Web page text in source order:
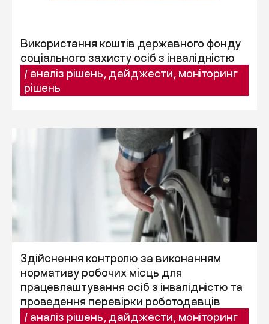
Використання коштів державного фонду
соціального захисту осіб з інвалідністю
/ аналіз рішень, дайджести, моніторинг
рішень
Здійснення контролю за виконанням
нормативу робочих місць для
працевлаштування осіб з інвалідністю та
проведення перевірки роботодавців
/ аналіз рішень, дайджести, моніторинг